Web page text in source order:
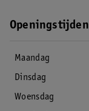
Openingstijden
Maandag
Dinsdag
Woensdag